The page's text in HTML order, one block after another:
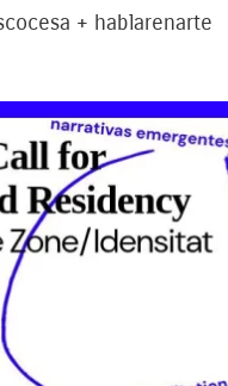
+ hablarenarte